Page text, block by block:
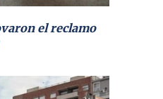
el reclamo